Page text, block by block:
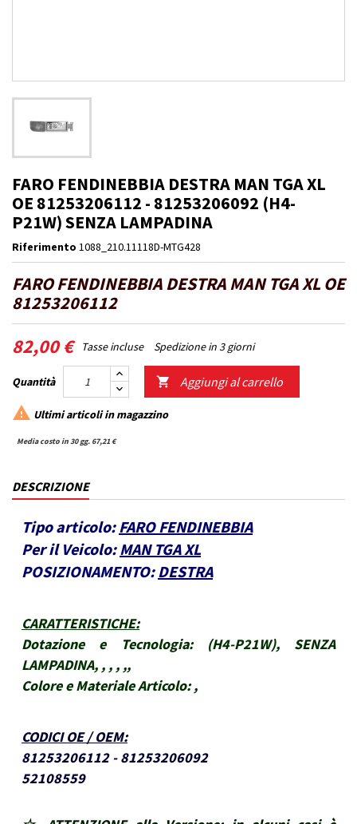
FARO FENDINEBBIA DESTRA MAN TGA XL
OE 81253206112 - 81253206092 (H4-
P21W) SENZA LAMPADINA
Riferimento 1088_210.11118D-MTG428
FARO FENDINEBBIA DESTRA MAN TGA XL OE
81253206112
82,00 € Tasse incluse Spedizione in 3 giorni
Quantità  Aggiungi al carrello
 Ultimi articoli in magazzino
Media costo in 30 gg. 67,21 €
DESCRIZIONE
Tipo articolo: FARO FENDINEBBIA
Per il Veicolo: MAN TGA XL
POSIZIONAMENTO: DESTRA
CARATTERISTICHE:
Dotazione e Tecnologia:
(H4-P21W), SENZA
LAMPADINA, , , , ,,
Colore e Materiale Articolo: ,
CODICI OE / OEM:
81253206112 - 81253206092
52108559